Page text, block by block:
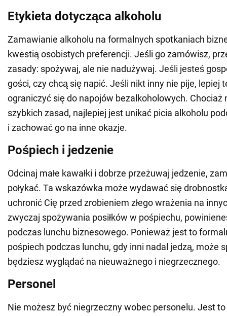
Etykieta dotycząca alkoholu
Zamawianie alkoholu na formalnych spotkaniach
kwestią osobistych preferencji. Jeśli go zamówisz,
zasady: spożywaj, ale nie nadużywaj. Jeśli jesteś
gości, czy chcą się napić. Jeśli nikt inny nie pije, lepiej
ograniczyć się do napojów bezalkoholowych. Chociaż
szybkich zasad, najlepiej jest unikać picia alkoholu
i zachować go na inne okazje.
Pośpiech i jedzenie
Odcinaj małe kawałki i dobrze przeżuwaj jedzenie,
połykać. Ta wskazówka może wydawać się
uchronić Cię przed zrobieniem złego wrażenia na
zwyczaj spożywania posiłków w pośpiechu,
podczas lunchu biznesowego. Ponieważ jest to
pośpiech podczas lunchu, gdy inni nadal jedzą, może
będziesz wyglądać na nieuważnego i niegrzecznego.
Personel
Nie możesz być niegrzeczny wobec personelu. Jest